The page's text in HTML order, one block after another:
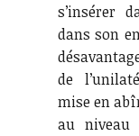
s’insérer
dans son
de
mise en
au niveau